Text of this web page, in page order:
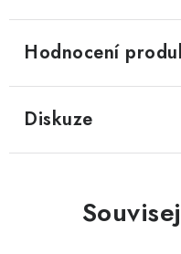
Hodnocení
Diskuze